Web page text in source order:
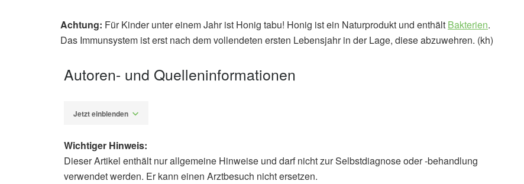
Achtung: Für Kinder unter einem Jahr ist Honig tabu! Honig ist ein Naturprodukt und enthält Bakterien.
Das Immunsystem ist erst nach dem vollendeten ersten Lebensjahr in der Lage, diese abzuwehren. (kh)
Autoren- und Quelleninformationen
Jetzt einblenden
Katja Helbig
Wichtiger Hinweis:
Dieser Artikel enthält nur allgemeine Hinweise und darf nicht zur Selbstdiagnose oder -behandlung
verwendet werden. Er kann einen Arztbesuch nicht ersetzen.